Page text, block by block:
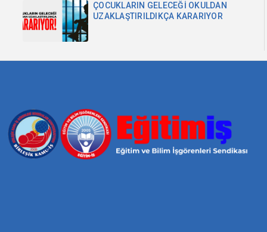
ÇOCUKLARIN GELECEĞİ OKULDAN
UZAKLAŞTIRILDIKÇA KARARIYOR